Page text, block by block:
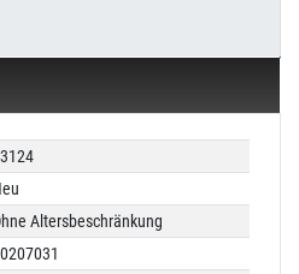
Altersbeschränkung